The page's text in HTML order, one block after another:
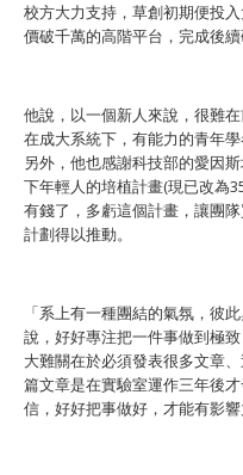
校方大力支持，草創初期便投
價破千萬的高階平台，完成後續
他說，以一個新人來說，很難
在成大系統下，有能力的青年
另外，他也感謝科技部的愛因
下年輕人的培植計畫(現已改為
有錢了，多虧這個計畫，讓團
計劃得以推動。
「系上有一種團結的氣氛，彼
說，好好專注把一件事做到極
大難關在於必須發表很多文章
篇文章是在實驗室運作三年後
信，好好把事做好，才能有影響